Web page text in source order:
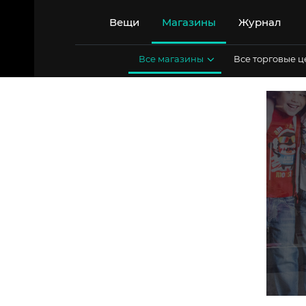
Вещи Магазины Журнал
Все магазины Все торговые